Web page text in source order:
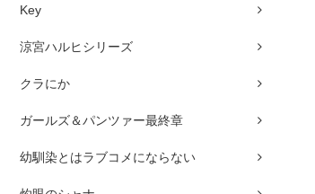
Key
涼宮ハルヒシリーズ
クラにか
ガールズ＆パンツァー最終章
幼馴染とはラブコメにならない